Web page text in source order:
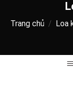
Trang chủ / Loa